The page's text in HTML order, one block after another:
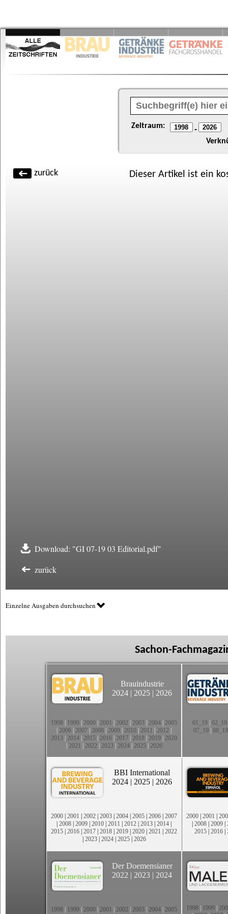
Zeitraum: -
zurück Dieser Artikel ist ein
Download: "GI 07-19 03 Editorial.pdf"
zurück
Einzelne Ausgaben durchsuchen
Sachon-
Brauindustrie
2024 | 2025 | 2026
1998 1999 2000 2001 2002 2003 2004 2005
2006 2007 2008 2009 2010 2011 2012
2013 2014 2015 2016 2017 2018 2019 2020
2021 2022 2023| 2024| 2025| 2026
01_19| 02_19
07_19 08_19
BBI International
2024 | 2025 | 2026
2000 | 2001 | 2002 | 2003 | 2004 | 2005 | 2006 | 2007
| 2008 | 2009 | 2010 | 2011 | 2012 | 2013 | 2014 |
2015 | 2016 | 2017 | 2018 | 2019 | 2020 | 2021 | 2022
| 2023| 2024| 2025| 2026
2000 | 2001 |
| 2008 | 2009 |
2015 | 2016 |
Der Doemensianer
2022 | 2023 | 2024
1998 1999 2000 2001 2002 2003 2004 2005
1998 1999